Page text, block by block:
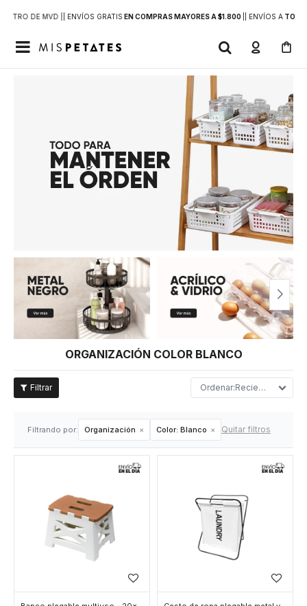
DE MVD | | ENVÍOS GRATIS EN COMPRAS MAYORES A $1.800 | ENVÍOS ATODO

ORGANIZACIÓN COLOR BLANCO
Recientes
Filtrando por: Organización Color: Blanco Quitar filtros